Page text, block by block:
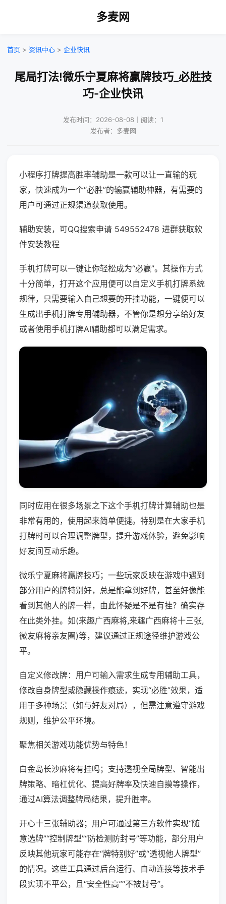
多麦网
首页 > 资讯中心 > 企业快讯
尾局打法!微乐宁夏麻将赢牌技巧_必胜技
巧-企业快讯
发布时间：2026-08-08｜阅读：1
发布者：多麦网
小程序打牌提高胜率辅助是一款可以让一直输的玩
家，快速成为一个“必胜”的输赢辅助神器，有需要的
用户可通过正规渠道获取使用。
辅助安装，可QQ搜索申请 549552478 进群获取软
件安装教程
手机打牌可以一键让你轻松成为“必赢”。其操作方式
十分简单，打开这个应用便可以自定义手机打牌系统
规律，只需要输入自己想要的开挂功能，一键便可以
生成出手机打牌专用辅助器，不管你是想分享给好友
或者使用手机打牌AI辅助都可以满足需求。
同时应用在很多场景之下这个手机打牌计算辅助也是
非常有用的，使用起来简单便捷。特别是在大家手机
打牌时可以合理调整牌型，提升游戏体验，避免影响
好友间互动乐趣。
微乐宁夏麻将赢牌技巧；一些玩家反映在游戏中遇到
部分用户的牌特别好，总是能拿到好牌，甚至好像能
看到其他人的牌一样，由此怀疑是不是有挂？确实存
在此类外挂。如(来趣广西麻将,来趣广西麻将十三张,
微友麻将亲友圈)等，建议通过正规途径维护游戏公
平。
自定义修改牌：用户可输入需求生成专用辅助工具，
修改自身牌型或隐藏操作痕迹，实现“必胜”效果，适
用于多种场景（如与好友对局），但需注意遵守游戏
规则，维护公平环境。
聚焦相关游戏功能优势与特色！
白金岛长沙麻将有挂吗；支持透视全局牌型、智能出
牌策略、暗杠优化、提高好牌率及快速自摸等操作，
通过AI算法调整牌局结果，提升胜率。
开心十三张辅助器；用户可通过第三方软件实现“随
意选牌”“控制牌型”“防检测防封号”等功能，部分用户
反映其他玩家可能存在“牌特别好”或“透视他人牌型”
的情况。这些工具通过后台运行、自动连接等技术手
段实现不平公，且“安全性高”“不被封号”。